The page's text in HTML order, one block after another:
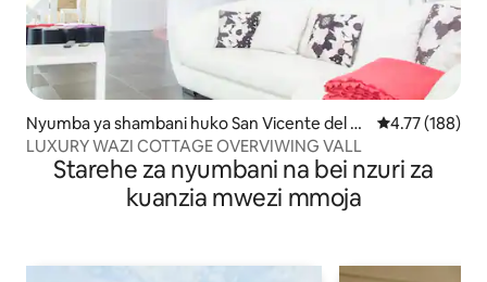
Nyumba ya shambani huko San Vicente del Va
lle
Ukadiriaji wa
4.77 (188)
LUXURY WAZI COTTAGE OVERVIWING VALL
Starehe za nyumbani na bei nzuri za
kuanzia mwezi mmoja